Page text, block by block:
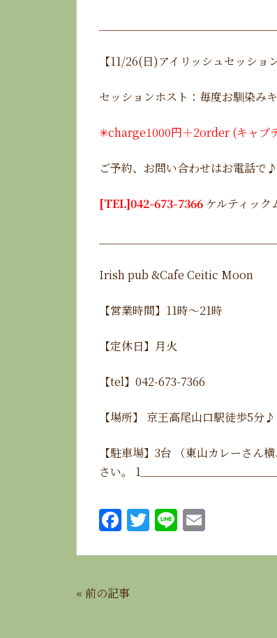
【11/26(日)アイリッシュセッショ
セッションホスト：毎度お馴染み
✳︎charge1000円＋2order (キャプ
ご予約、お問い合わせはお電話で♪
[TEL]042-673-7366 ケルティック
Irish pub &Cafe Ceitic Moon
【営業時間】11時〜21時
【定休日】月火
【tel】042-673-7366
【場所】 京王高尾山口駅徒歩5分
【駐車場】3台 （東山カレーさん
さい。 1
F
c
e
b
T
it
Li
e ai
«前の記事